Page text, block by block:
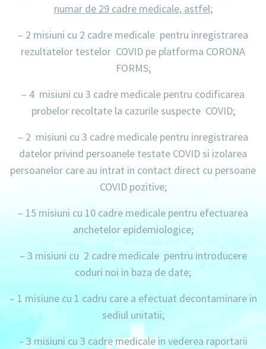
numar de 29 cadre medicale, astfel;
– 2 misiuni cu 2 cadre medicale pentru inregistrarea
rezultatelor testelor COVID pe platforma CORONA
FORMS;
– 4 misiuni cu 3 cadre medicale pentru codificarea
probelor recoltate la cazurile suspecte COVID;
– 2 misiuni cu 3 cadre medicale pentru inregistrarea
datelor privind persoanele testate COVID si izolarea
persoanelor care au intrat in contact direct cu persoane
COVID pozitive;
– 15 misiuni cu 10 cadre medicale pentru efectuarea
anchetelor epidemiologice;
– 3 misiuni cu 2 cadre medicalepentru introducere
coduri noi in baza de date;
– 1 misiunecu 1 cadru care a efectuat decontaminare in
sediul unitatii;
– 3 misiuni cu 3 cadre medicalein vederea raportarii